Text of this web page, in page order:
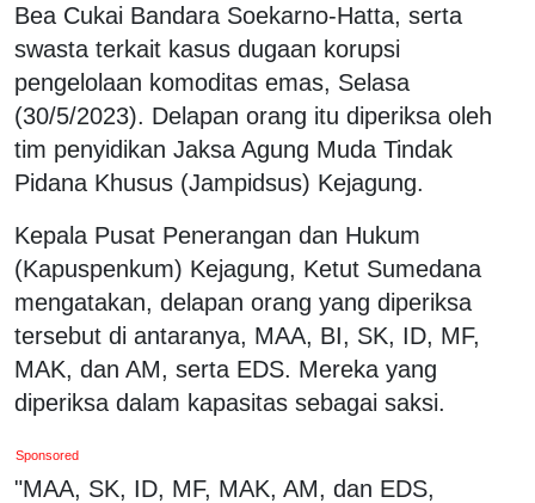
Bea Cukai Bandara Soekarno-Hatta, serta
swasta terkait kasus dugaan korupsi
pengelolaan komoditas emas, Selasa
(30/5/2023). Delapan orang itu diperiksa oleh
tim penyidikan Jaksa Agung Muda Tindak
Pidana Khusus (Jampidsus) Kejagung.
Kepala Pusat Penerangan dan Hukum
(Kapuspenkum) Kejagung, Ketut Sumedana
mengatakan, delapan orang yang diperiksa
tersebut di antaranya, MAA, BI, SK, ID, MF,
MAK, dan AM, serta EDS. Mereka yang
diperiksa dalam kapasitas sebagai saksi.
Sponsored
"MAA, SK, ID, MF, MAK, AM, dan EDS,